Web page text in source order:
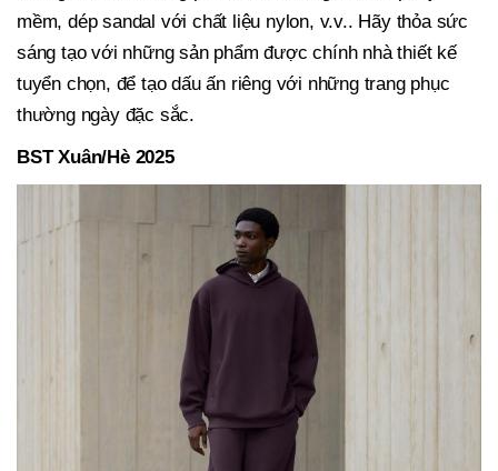
mềm, dép sandal với chất liệu nylon, v.v.. Hãy thỏa sức
sáng tạo với những sản phẩm được chính nhà thiết kế
tuyển chọn, để tạo dấu ấn riêng với những trang phục
thường ngày đặc sắc.
BST Xuân/Hè 2025